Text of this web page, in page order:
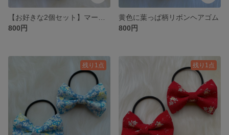
800円
黄色に葉っぱ柄リボンヘアゴム
800円
残り1点 残り1点